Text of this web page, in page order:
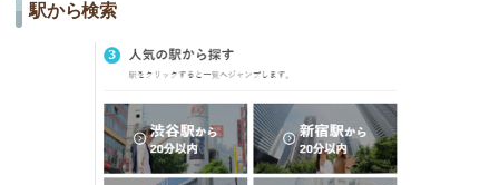
駅から検索